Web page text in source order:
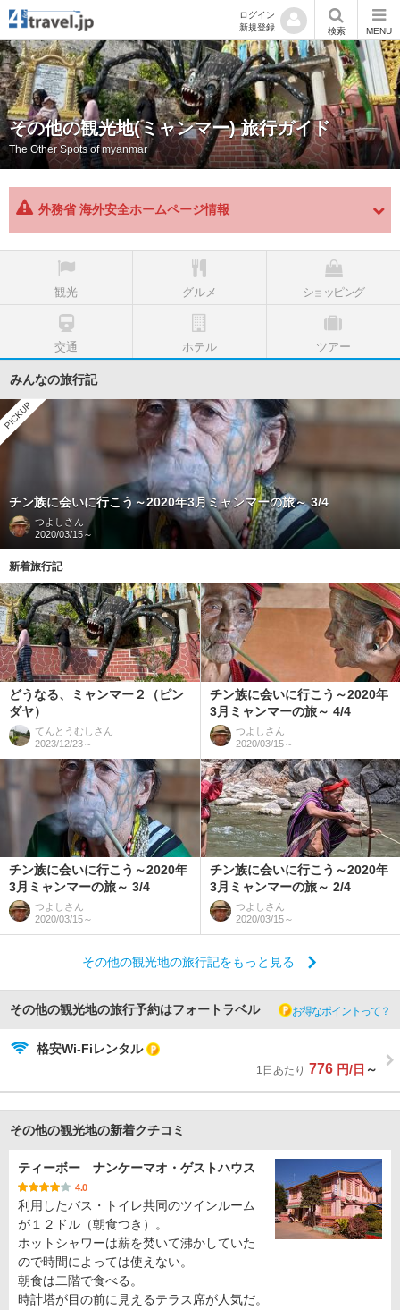
ログイン
新規登録
検索 MENU
その他の観光地(ミャンマー) 旅行ガイド
The Other Spots of myanmar
外務省 海外安全ホームページ情報
観光 グルメ ショッピング
交通 ホテル ツアー
みんなの旅行記
PICKUP
チン族に会いに行こう～2020年3月ミャンマーの旅～ 3/4
つよし さん
2020/03/15～
新着旅行記
どうなる、ミャンマー２（ピン
ダヤ）
てんとうむし さん
2023/12/23～
チン族に会いに行こう～2020年
3月ミャンマーの旅～ 4/4
つよし さん
2020/03/15～
チン族に会いに行こう～2020年
3月ミャンマーの旅～ 3/4
つよし さん
2020/03/15～
チン族に会いに行こう～2020年
3月ミャンマーの旅～ 2/4
つよし さん
2020/03/15～
その他の観光地の旅行記をもっと見る
その他の観光地の旅行予約はフォートラベル お得なポイントって？
格安Wi-Fiレンタル
1日あたり 776 円/日 ～
その他の観光地の新着クチコミ
ティーボー ナンケーマオ・ゲストハウス
4.0
利用したバス・トイレ共同のツインルーム
が１２ドル（朝食つき）。
ホットシャワーは薪を焚いて沸かしていた
ので時間によっては使えない。
朝食は二階で食べる。
時計塔が目の前に見えるテラス席が人気だ。